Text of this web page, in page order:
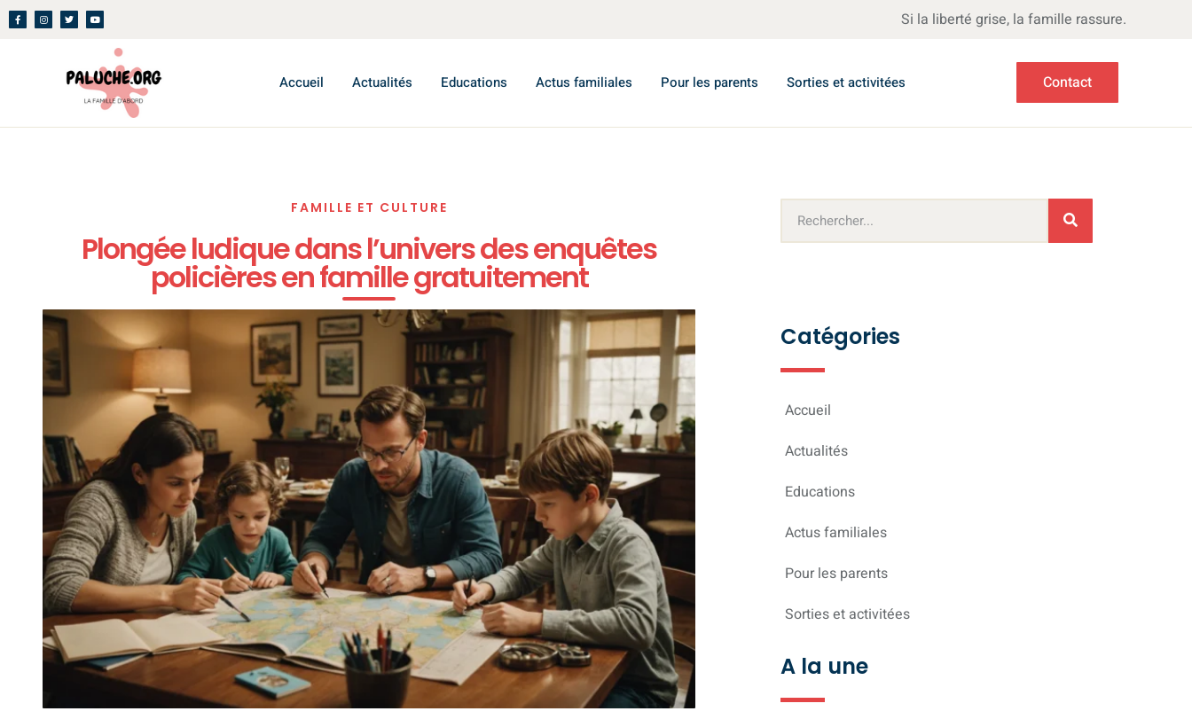
Si la liberté grise, la famille rassure.
Accueil Actualités Educations Actus familiales Pour les parents Sorties et activitées Contact
FAMILLE ET CULTURE
Plongée ludique dans l’univers des enquêtes
policières en famille gratuitement
Catégories
Accueil
Actualités
Educations
Actus familiales
Pour les parents
Sorties et activitées
A la une